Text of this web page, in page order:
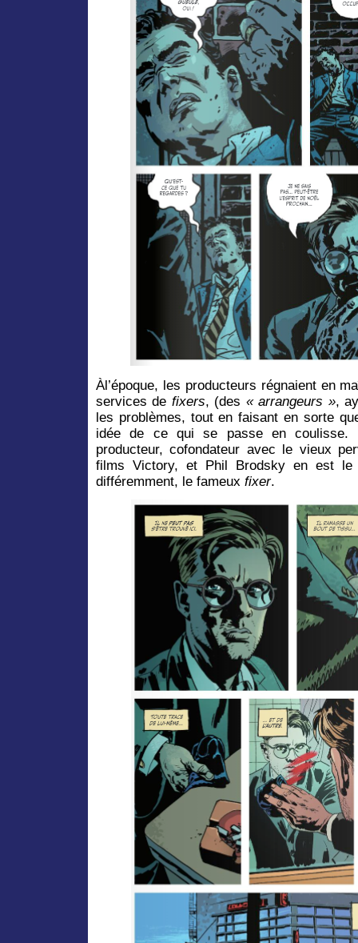
Àl’époque, les producteurs régnaient en
services de fixers, (des « arrangeurs »,
les problèmes, tout en faisant en sorte
idée de ce qui se passe en coulisse.
producteur, cofondateur avec le vieux
films Victory, et Phil Brodsky en est
différemment, le fameux fixer.